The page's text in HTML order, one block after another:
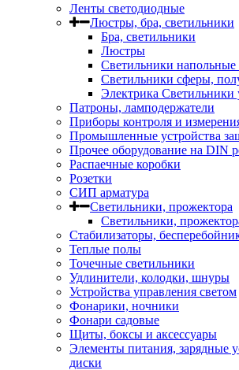
Ленты светодиодные
Люстры, бра, светильники
Бра, светильники
Люстры
Светильники напольные
Светильники сферы,
Электрика Светильники
Патроны, ламподержатели
Приборы контроля и
Промышленные устройства
Прочее оборудование на DIN
Распаечные коробки
Розетки
СИП арматура
Светильники, прожектора
Светильники,
Стабилизаторы,
Теплые полы
Точечные светильники
Удлинители, колодки, шнуры
Устройства управления светом
Фонарики, ночники
Фонари садовые
Щиты, боксы и аксессуары
Элементы питания, зарядные
диски